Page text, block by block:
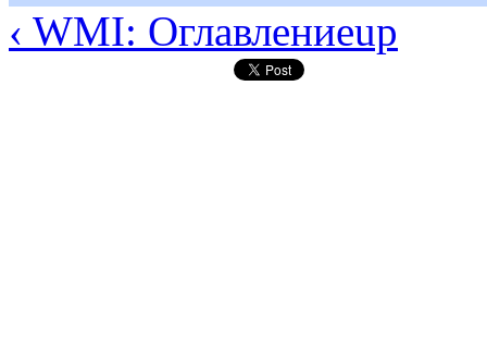
‹ WMI: Оглавлениеup